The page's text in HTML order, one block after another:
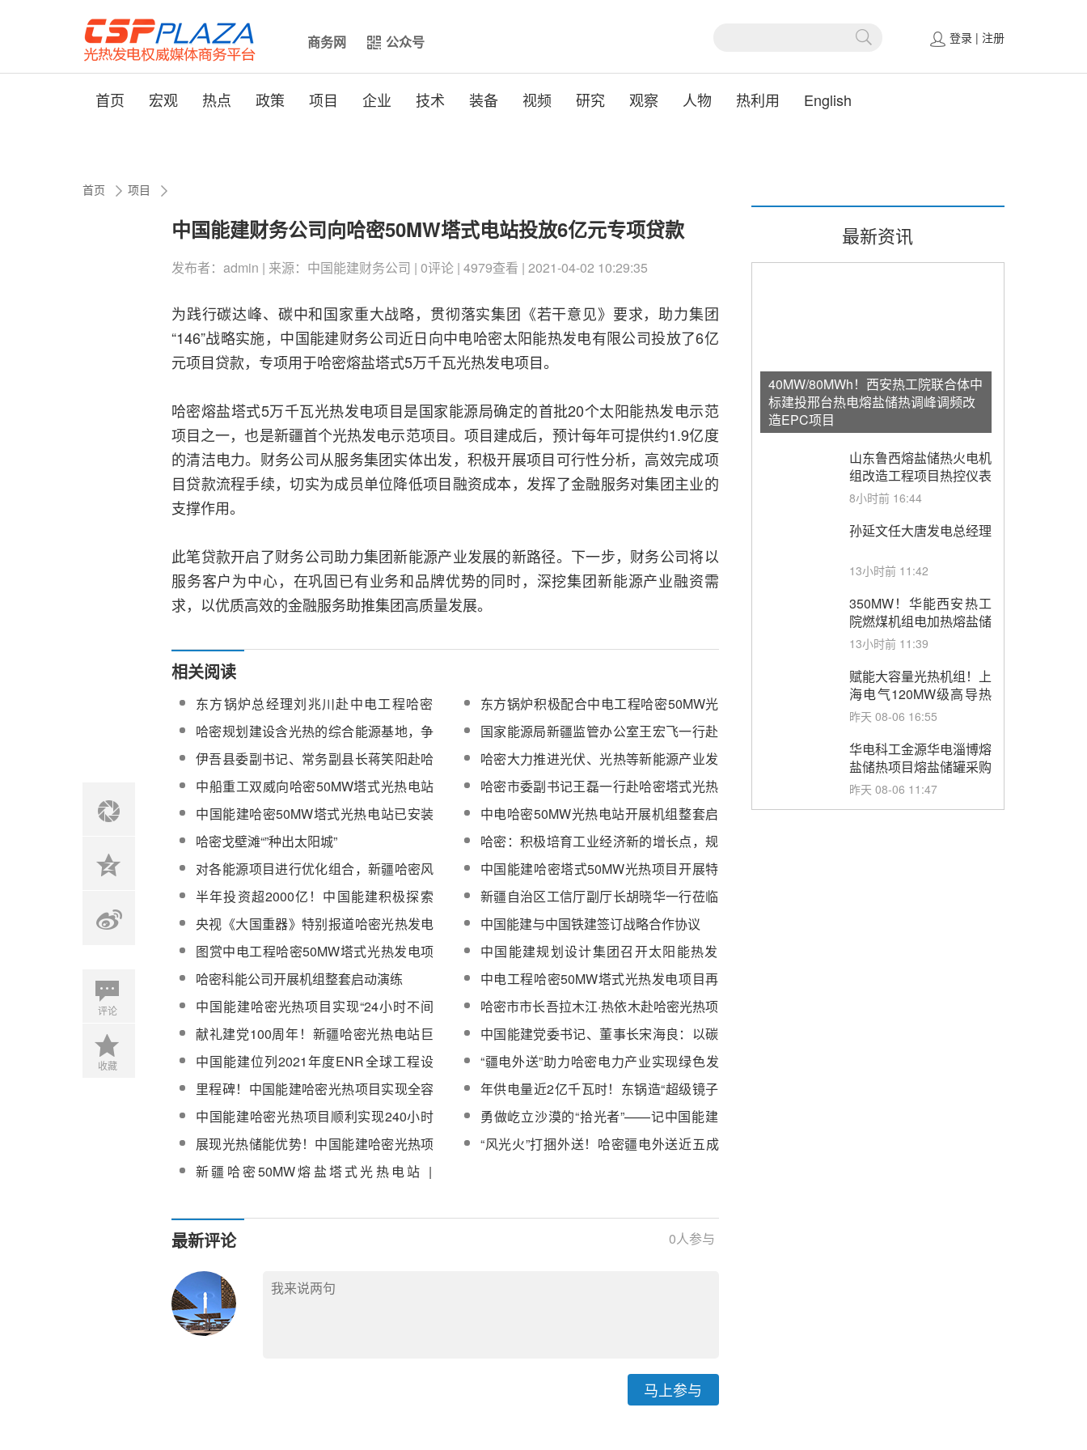
商务网 公众号 登录 | 注册
首页 宏观 热点 政策 项目 企业 技术 装备 视频 研究 观察 人物 热利用 English
首页 项目
中国能建财务公司向哈密50MW塔式电站投放6亿元专项贷款
发布者：admin | 来源：中国能建财务公司 | 0评论 | 4979查看 | 2021-04-02 10:29:35
为践行碳达峰、碳中和国家重大战略，贯彻落实集团《若干意见》要求，助力集团
“146”战略实施，中国能建财务公司近日向中电哈密太阳能热发电有限公司投放了6亿
元项目贷款，专项用于哈密熔盐塔式5万千瓦光热发电项目。
哈密熔盐塔式5万千瓦光热发电项目是国家能源局确定的首批20个太阳能热发电示范
项目之一，也是新疆首个光热发电示范项目。项目建成后，预计每年可提供约1.9亿度
的清洁电力。财务公司从服务集团实体出发，积极开展项目可行性分析，高效完成项
目贷款流程手续，切实为成员单位降低项目融资成本，发挥了金融服务对集团主业的
支撑作用。
此笔贷款开启了财务公司助力集团新能源产业发展的新路径。下一步，财务公司将以
服务客户为中心，在巩固已有业务和品牌优势的同时，深挖集团新能源产业融资需
求，以优质高效的金融服务助推集团高质量发展。
评论
收藏
相关阅读
东方锅炉总经理刘兆川赴中电工程哈密
50MW光热发电项目现场指导工作
东方锅炉积极配合中电工程哈密50MW光
热发电项目熔盐上塔计划
哈密规划建设含光热的综合能源基地，争
取2030年形成直接投资超5500亿元
国家能源局新疆监管办公室王宏飞一行赴
哈密光热项目现场检查指导工作
伊吾县委副书记、常务副县长蒋笑阳赴哈
密光热项目调研
哈密大力推进光伏、光热等新能源产业发
展
中船重工双威向哈密50MW塔式光热电站
供应的反射镜清洗车顺利发货
哈密市委副书记王磊一行赴哈密塔式光热
项目检查指导工作
中国能建哈密50MW塔式光热电站已安装
完成9000台定日镜
中电哈密50MW光热电站开展机组整套启
动操作演练
哈密戈壁滩“”种出太阳城”
哈密：积极培育工业经济新的增长点，规
模以上企业达到141家
对各能源项目进行优化组合，新疆哈密风
光互补电力十足
中国能建哈密塔式50MW光热项目开展特
种设备应急救援演练
半年投资超2000亿！中国能建积极探索
“一体化”实施路径
新疆自治区工信厅副厅长胡晓华一行莅临
哈密光热项目调研
央视《大国重器》特别报道哈密光热发电
项目
中国能建与中国铁建签订战略合作协议
图赏中电工程哈密50MW塔式光热发电项
目
中国能建规划设计集团召开太阳能热发
电、储能技术中心发展规划（修编）评审
会
哈密科能公司开展机组整套启动演练
中电工程哈密50MW塔式光热发电项目再
次并网成功
中国能建哈密光热项目实现“24小时不间
断发电”
哈密市市长吾拉木江·热依木赴哈密光热项
目调研
献礼建党100周年！新疆哈密光热电站巨
型拼字送祝福【组图】
中国能建党委书记、董事长宋海良：以碳
达峰、碳中和目标为引领，推动能源电力
领域绿色低碳发展
中国能建位列2021年度ENR全球工程设
计公司第3位
“疆电外送”助力哈密电力产业实现绿色发
展
里程碑！中国能建哈密光热项目实现全容
量并网！
年供电量近2亿千瓦时！东锅造“超级镜子
发电站”首次满发
中国能建哈密光热项目顺利实现240小时
连续稳定运行
勇做屹立沙漠的“拾光者”——记中国能建
西北院光热发电项目土建攻关组
展现光热储能优势！中国能建哈密光热项
目运行效果显现良好电网匹配性
“风光火”打捆外送！哈密疆电外送近五成
新疆哈密50MW熔盐塔式光热电站 |
最新评论 0人参与
马上参与
最新资讯
40MW/80MWh！西安热工院联合体中
标建投邢台热电熔盐储热调峰调频改
造EPC项目
山东鲁西熔盐储热火电机
组改造工程项目热控仪表
成套设备采购
8小时前 16:44
孙延文任大唐发电总经理
13小时前 11:42
350MW！华能西安热工
院燃煤机组电加热熔盐储
能提升机组灵活性改造项
务采购
13小时前 11:39
赋能大容量光热机组！上
海电气120MW级高导热
空冷发电机通过型式试验
昨天 08-06 16:55
华电科工金源华电淄博熔
盐储热项目熔盐储罐采购
昨天 08-06 11:47